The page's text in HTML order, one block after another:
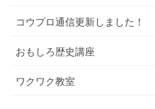
コウプロ通信更新しました！
おもしろ歴史講座
ワクワク教室